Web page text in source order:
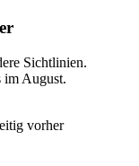
Sichtlinien.
im August.
vorher